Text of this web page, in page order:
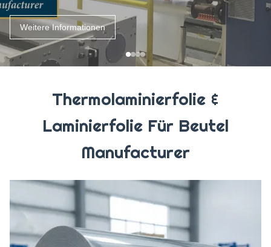
Weitere Informationen
Thermolaminierfolie &
Laminierfolie Für Beutel
Manufacturer